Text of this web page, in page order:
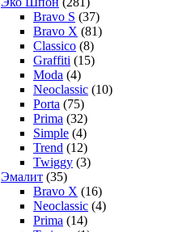
Bravo S (37)
Bravo X (81)
Classico (8)
Graffiti (15)
Moda (4)
Neoclassic (10)
Porta (75)
Prima (32)
Simple (4)
Trend (12)
Twiggy (3)
Эмалит (35)
Bravo X (16)
Neoclassic (4)
Prima (14)